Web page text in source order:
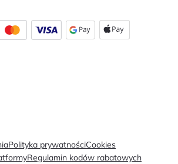
Polityka prywatnościCookies
Regulamin kodów rabatowych